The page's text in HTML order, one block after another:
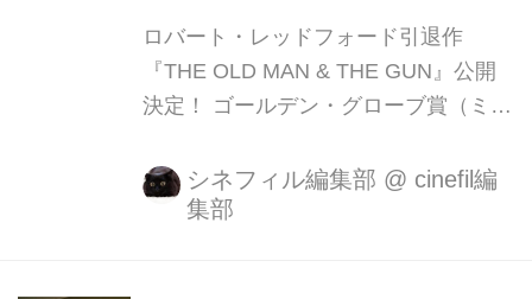
騎士では...
ロバート・レッドフォード引退作
『THE OLD MAN & THE GUN』公開
決定！ ゴールデン・グローブ賞（ミュ
ト！ 1980年代初頭から、アメリカ各
地で銀行強盗事件が頻繁に多発。 その
シネフィル編集部 @ cinefil編
集部